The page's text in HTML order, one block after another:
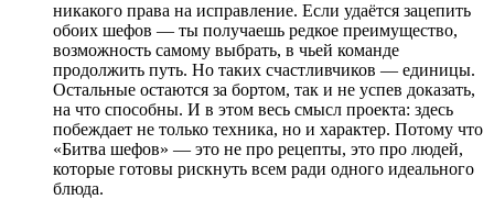
никакого права на исправление. Если удаётся зацепить
обоих шефов — ты получаешь редкое преимущество,
возможность самому выбрать, в чьей команде
продолжить путь. Но таких счастливчиков — единицы.
Остальные остаются за бортом, так и не успев доказать,
на что способны. И в этом весь смысл проекта: здесь
побеждает не только техника, но и характер. Потому что
«Битва шефов» — это не про рецепты, это про людей,
которые готовы рискнуть всем ради одного идеального
блюда.